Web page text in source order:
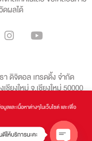
ดผลได้
า ดิจิตอล เทรดดิ้ง จำกัด
ยงใหม่ จ.เชียงใหม่ 50000
และเนื้อหาต่างๆในเว็บไซต์ และเพื่อ
ให้บริการนะคะ